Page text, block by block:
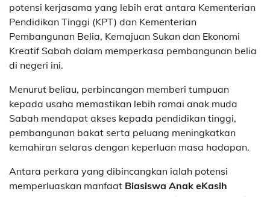
potensi kerjasama yang lebih erat antara Kementerian
Pendidikan Tinggi (KPT) dan Kementerian
Pembangunan Belia, Kemajuan Sukan dan Ekonomi
Kreatif Sabah dalam memperkasa pembangunan belia
di negeri ini.
Menurut beliau, perbincangan memberi tumpuan
kepada usaha memastikan lebih ramai anak muda
Sabah mendapat akses kepada pendidikan tinggi,
pembangunan bakat serta peluang meningkatkan
kemahiran selaras dengan keperluan masa hadapan.
Antara perkara yang dibincangkan ialah potensi
memperluaskan manfaat Biasiswa Anak eKasih